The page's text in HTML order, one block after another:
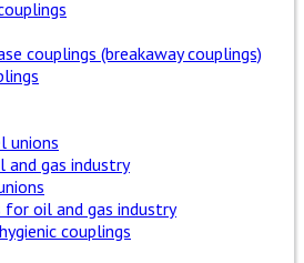
couplings (breakaway couplings)
unions
and gas industry
for oil and gas industry
couplings